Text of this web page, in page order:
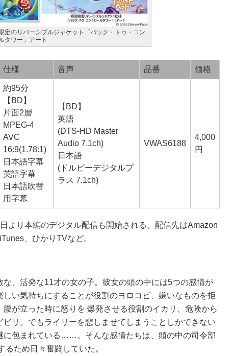
定のリバーシブルジャケット「バック・トゥ・コン
タワー」アート
仕様 音声 品番 価格
約95分
【BD】
片面2層
MPEG-4
AVC
16:9(1.78:1)
日本語字幕
英語字幕
日本語吹替
用字幕
【BD】
英語
(DTS-HD Master
Audio 7.1ch)
日本語
(ドルビーデジタルプ
ラス 7.1ch)
VWAS6188
4,000
円
より本編のデジタル配信も開始される。配信先はAmazon
、ひかりTVなど。
、活発な11才の女の子。彼女の頭の中には5つの感情が
しい気持ちにすることが役割のヨロコビ、嫌いなものを拒
が立った時に怒りを 爆発させる役割のイカリ、危険から
ビリ。でもライリーを悲しませてしまうことしかできない
に包まれている……。そんな感情たちは、頭の中の司令部
るため日々奮闘していた。